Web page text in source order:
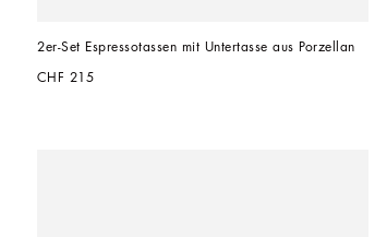
2er-Set Espressotassen mit Untertasse aus Porzellan
CHF 215